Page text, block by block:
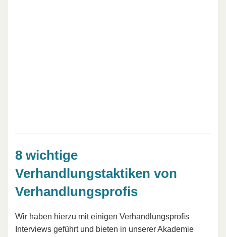
8 wichtige
Verhandlungstaktiken von
Verhandlungsprofis
Wir haben hierzu mit einigen Verhandlungsprofis
Interviews geführt und bieten in unserer Akademie